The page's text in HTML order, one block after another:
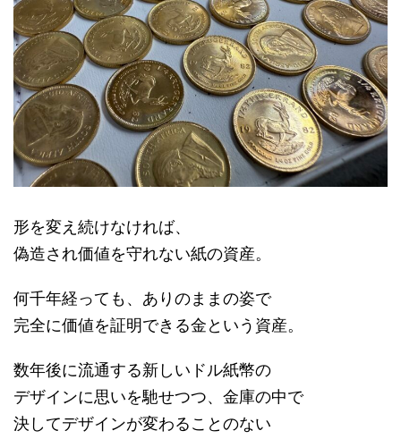
形を変え続けなければ、
偽造され価値を守れない紙の資産。
何千年経っても、ありのままの姿で
完全に価値を証明できる金という資産。
数年後に流通する新しいドル紙幣の
デザインに思いを馳せつつ、金庫の中で
決してデザインが変わることのない